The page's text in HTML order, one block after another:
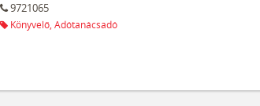
9721065
Könyvelő, Adótanácsadó